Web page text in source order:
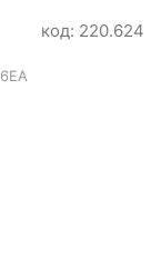
код: 220.624